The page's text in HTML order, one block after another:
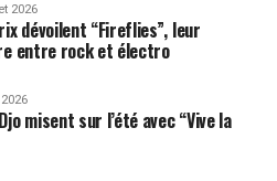
2026
dévoilent “Fireflies”, leur
entre rock et électro
misent sur l’été avec “Vive la